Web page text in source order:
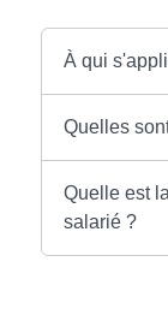
À qui
Quelles
Quelle est
salarié ?